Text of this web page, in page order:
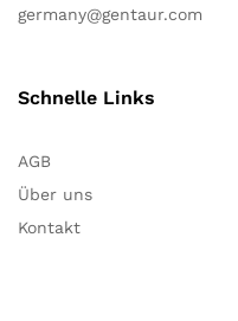
germany@gentaur.com
Schnelle Links
AGB
Über uns
Kontakt